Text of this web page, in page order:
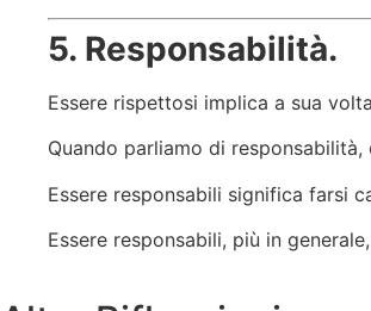
5. Responsabilità.
Essere rispettosi implica a sua volta
Quando parliamo di
Essere responsabili significa farsi
Essere responsabili, più in